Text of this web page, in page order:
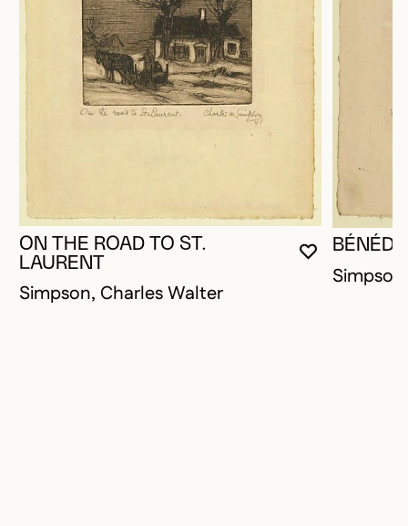
VOUS
FERMER
OUVRIR LA
ON THE ROAD TO ST.
LAURENT
Simpson, Charles Walter